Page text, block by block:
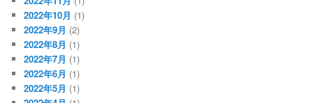
2022年10月 (1)
2022年9月 (2)
2022年8月 (1)
2022年7月 (1)
2022年6月 (1)
2022年5月 (1)